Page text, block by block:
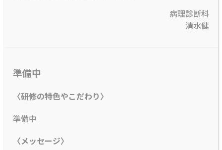
病理診断科
清水健
準備中
〈研修の特色やこだわり〉
準備中
〈メッセージ〉